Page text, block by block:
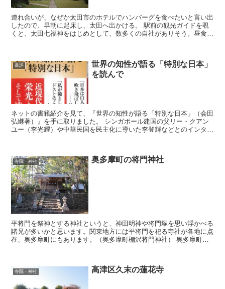
連れ合いが、なぜか太田市のホテルでハンバーグを食べたいと言い出
したので、早朝に起床し、太田へ出かける。 駅前の観光ガイドを覗
くと、太田七福神をはじめとして、数多くの自社がありそう。昼食前
書評
世界の知性が語る「特別な日本」
を読んで
ネットの書籍紹介を見て、『世界の知性が語る「特別な日本」（会田
弘継著）』を手に取りました。 シンガポール建国の父リー・クアン
ユー（李光耀）や中華民国を民主化に導いた李登輝などとのインタビ
寺院・神社 奥多摩町の将門神社
平将門を祭神とする神社というと、神田明神や将門塚を思い浮かべる
諸兄が多いかと思います。関東地方には平将門を祀る寺社が各地に点
在、奥多摩町にもあります。（奥多摩町棚沢将門神社） 奥多摩町の
寺院・神社 高津区久末の蓮花寺